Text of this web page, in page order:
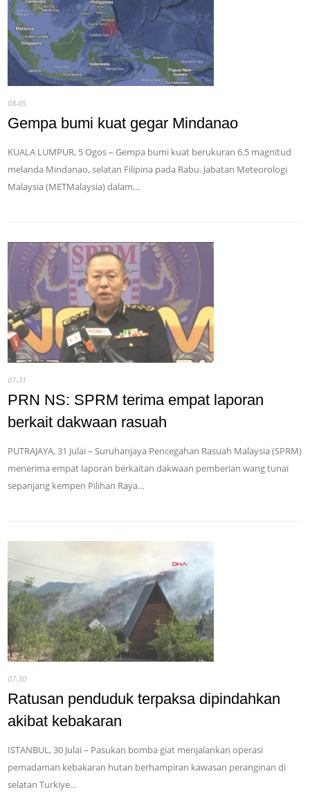
08-05
Gempa bumi kuat gegar Mindanao
KUALA LUMPUR, 5 Ogos – Gempa bumi kuat berukuran 6.5 magnitud
melanda Mindanao, selatan Filipina pada Rabu. Jabatan Meteorologi
Malaysia (METMalaysia) dalam…
07-31
PRN NS: SPRM terima empat laporan
berkait dakwaan rasuah
PUTRAJAYA, 31 Julai – Suruhanjaya Pencegahan Rasuah Malaysia (SPRM)
menerima empat laporan berkaitan dakwaan pemberian wang tunai
sepanjang kempen Pilihan Raya…
07-30
Ratusan penduduk terpaksa dipindahkan
akibat kebakaran
ISTANBUL, 30 Julai – Pasukan bomba giat menjalankan operasi
pemadaman kebakaran hutan berhampiran kawasan peranginan di
selatan Turkiye…